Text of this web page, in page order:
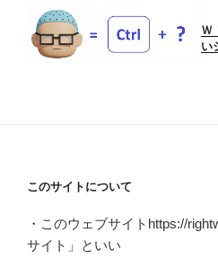
Ｗ
い
このサイトについて
・このウェブサイトhttps://
サイト」といい